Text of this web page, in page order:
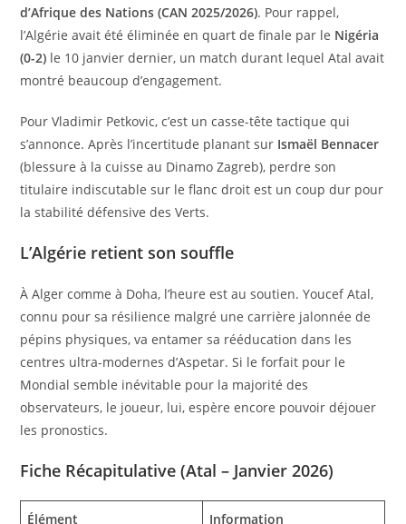
d’Afrique des Nations (CAN 2025/2026). Pour rappel,
l’Algérie avait été éliminée en quart de finale par le Nigéria
(0-2) le 10 janvier dernier, un match durant lequel Atal avait
montré beaucoup d’engagement.
Pour Vladimir Petkovic, c’est un casse-tête tactique qui
s’annonce. Après l’incertitude planant sur Ismaël Bennacer
(blessure à la cuisse au Dinamo Zagreb), perdre son
titulaire indiscutable sur le flanc droit est un coup dur pour
la stabilité défensive des Verts.
L’Algérie retient son souffle
À Alger comme à Doha, l’heure est au soutien. Youcef Atal,
connu pour sa résilience malgré une carrière jalonnée de
pépins physiques, va entamer sa rééducation dans les
centres ultra-modernes d’Aspetar. Si le forfait pour le
Mondial semble inévitable pour la majorité des
observateurs, le joueur, lui, espère encore pouvoir déjouer
les pronostics.
Fiche Récapitulative (Atal – Janvier 2026)
Élément Information